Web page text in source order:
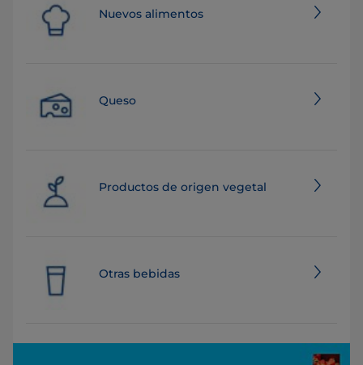
Nuevos alimentos
Queso
Productos de origen vegetal
Otras bebidas